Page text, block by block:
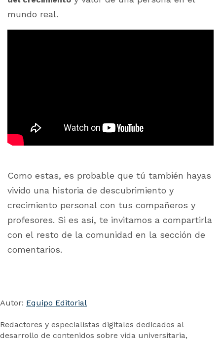
mundo real.
Como estas, es probable que tú también hayas
vivido una historia de descubrimiento y
crecimiento personal con tus compañeros y
profesores. Si es así, te invitamos a compartirla
con el resto de la comunidad en la sección de
comentarios.
Autor: Equipo Editorial
Redactores y especialistas digitales dedicados al
desarrollo de contenidos sobre vida universitaria,